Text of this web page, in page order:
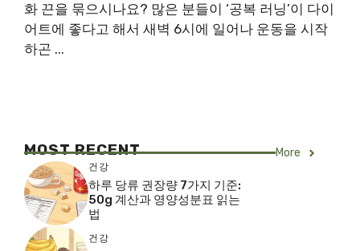
화 끈을 묶으시나요? 많은 분들이 ‘공복 러닝’이 다이
어트에 좋다고 해서 새벽 6시에 일어나 운동을 시작
하곤 ...
MOST RECENT More
건강
하루 당류 권장량 7가지 기준:
50g 계산과 영양성분표 읽는
법
건강